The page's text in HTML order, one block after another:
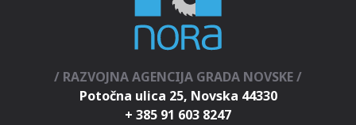
/ RAZVOJNA AGENCIJA GRADA NOVSKE /
Potočna ulica 25, Novska 44330
+ 385 91 603 8247